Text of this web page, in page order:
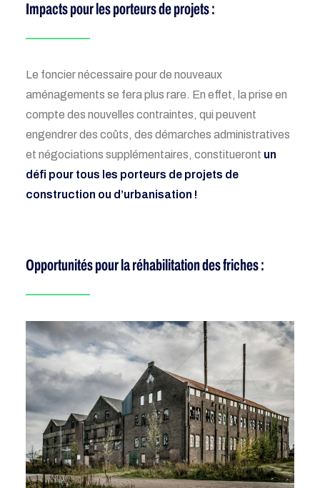
Impacts pour les porteurs de projets :
Le foncier nécessaire pour de nouveaux
aménagements se fera plus rare. En effet, la prise en
compte des nouvelles contraintes, qui peuvent
engendrer des coûts, des démarches administratives
et négociations supplémentaires, constitueront un
défi pour tous les porteurs de projets de
construction ou d’urbanisation !
Opportunités pour la réhabilitation des friches :